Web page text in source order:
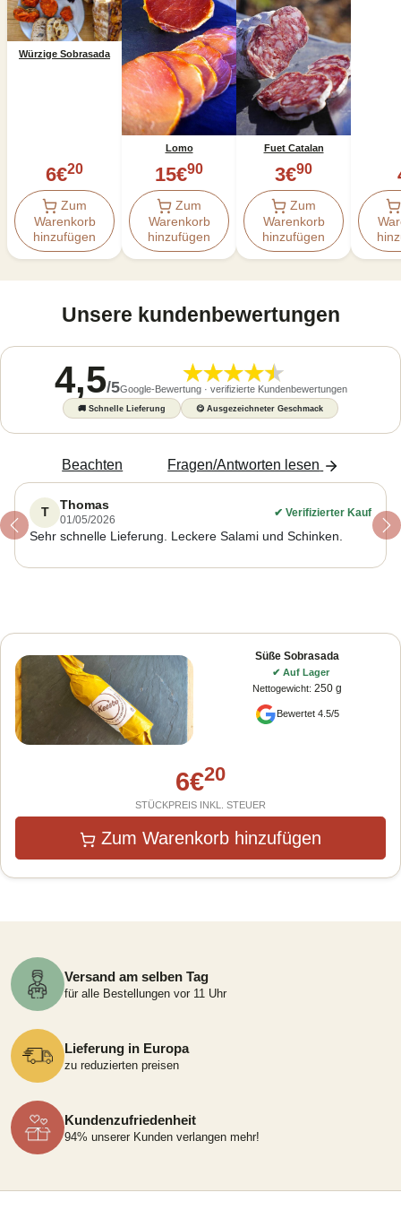
Würzige Sobrasada
6€20
Zum
Warenkorb
hinzufügen
Lomo
15€90
Zum
Warenkorb
hinzufügen
Fuet Catalan
3€90
Zum
Warenkorb
hinzufügen
Unsere kundenbewertungen
4,5/5Google-Bewertung · verifizierte Kundenbewertungen
🚚 Schnelle Lieferung 😋Ausgezeichneter Geschmack
Beachten Fragen/Antworten lesen
T
Thomas
01/05/2026
✔ Verifizierter Kauf
Sehr schnelle Lieferung. Leckere Salami und Schinken.
Previous
Süße Sobrasada
✔ Auf Lager
Nettogewicht: 250 g
Bewertet 4.5/5
6€20
STÜCKPREIS INKL. STEUER
Zum Warenkorb hinzufügen
Versand am selben Tag
für alle Bestellungen vor 11 Uhr
Lieferung in Europa
zu reduzierten preisen
Kundenzufriedenheit
94% unserer Kunden verlangen mehr!